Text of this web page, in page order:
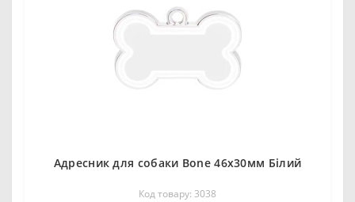
Адресник для собаки Bone 46х30мм Білий
Код товару: 3038